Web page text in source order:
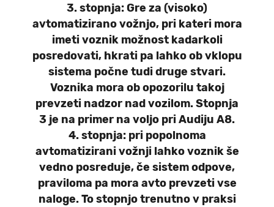
3. stopnja:Gre za (visoko)
avtomatizirano vožnjo, pri kateri mora
imeti voznik možnost kadarkoli
posredovati, hkrati pa lahko ob vklopu
sistema počne tudi druge stvari.
Voznika mora ob opozorilu takoj
prevzeti nadzor nad vozilom. Stopnja
3 je na primer na voljo pri Audiju A8.
4. stopnja: pri popolnoma
avtomatizirani vožnji lahko voznik še
vedno posreduje, če sistem odpove,
praviloma pa mora avto prevzeti vse
naloge. To stopnjo trenutno v praksi